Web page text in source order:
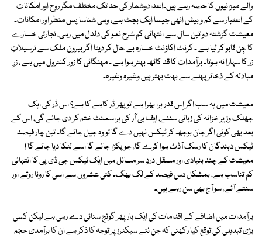
والے میزانیوں کا حصہ رہے ہیں۔اعدادوشمار کی حد تک مختلف مگر روح اور امکانات
کے اعتبار سے کم و بیش انھی جیسا ایک بجٹ ہے، وہی شناسا پس منظر اور امکانات۔
معیشت گزشتہ دو تین سال سے انتہائی کم شرح نمو کی دلدل میں رہی، تجارتی خسارے
کا جِن قابو کر لیا ہے ۔ کرنٹ اکاؤنٹ خسارہ بے حال کر دیتا اگر بیرون ملک سے ترسیلاتِ
زر کا سہارا نہ ہوتا۔ برآمدات کا قد کاٹھ بہتر ہوا ہے ۔ مہنگائی کا زور کنٹرول میں ہے ، زرِ
مبادلہ کے ذخائر پہلے سے بہت بہتر ہیں وغیرہ وغیرہ۔
معیشت میں یہ سب اگر اِس قدر ہرا بھرا ہے تو پھر ڈر کاہے کا ہے؟ اس ڈر کی ایک
جھلک وزیر خزانہ کی زبانی سنئے، ایف بی آر کی ہراسمنٹ ختم کر دی جائے گی، اس کے
بعد بھی کوئی اگر جان بوجھ کر ٹیکس نہیں دے گا تو وہ جیل جائے گا۔ تین چار فیصد
ٹیکس دہندگان کا رسک آڈٹ ہوا کرے گا، جو پکڑا جائے گا اسے لٹکا دیا جائے گا !
معیشت کے چند بنیادی اور مسقل دردِ سر مسائل میں ایک ٹیکس جی ڈی پی کا انتہائی
کم تناسب ہے، بمشکل دس فیصد کے لگ بھگ۔ کئی عشروں سے اسی کا رونا روتے اور
سنتے آئے، سو آج بھی سن رہے ہیں۔
برآمدات میں اضافے کے اقدامات کی ایک بار پھر گونج سنائی دے رہی ہے لیکن کسی
بڑی تبدیلی کی توقع کیا رکھنی کہ جن نئے سیکٹرز پر توجہ کا ذکر ہے ان کا برآمدی حجم